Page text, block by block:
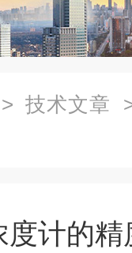
> 技术文章
计的